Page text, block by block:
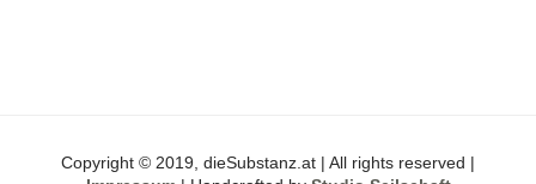
Copyright © 2019, dieSubstanz.at | All rights reserved |